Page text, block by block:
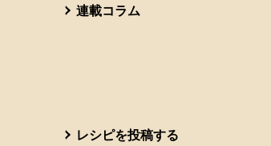
連載コラム
レシピを投稿する